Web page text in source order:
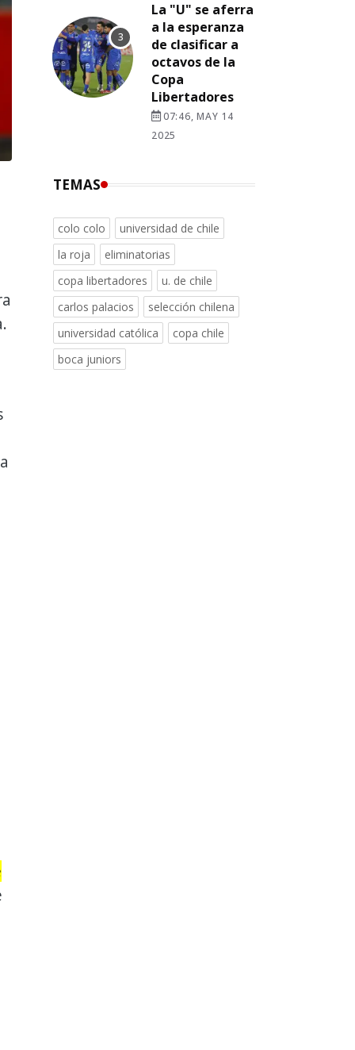
La "U" se aferra
a la esperanza
de clasificar a
octavos de la
Copa
Libertadores
07:46, MAY 14
2025
TEMAS
colo colo
universidad de chile
la roja
eliminatorias
copa libertadores
u. de chile
carlos palacios
selección chilena
universidad católica
copa chile
boca juniors